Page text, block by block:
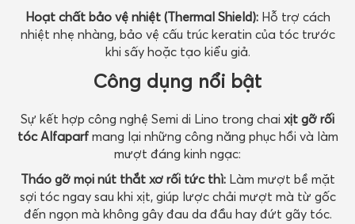
Hoạt chất bảo vệ nhiệt (Thermal Shield):Hỗ trợ cách
nhiệt nhẹ nhàng, bảo vệ cấu trúc keratin của tóc trước
khi sấy hoặc tạo kiểu giả.
Công dụng nổi bật
Sự kết hợp công nghệ Semi di Lino trong chai xịt gỡ rối
tóc Alfaparfmang lại những công năng phục hồi và làm
mượt đáng kinh ngạc:
Tháo gỡ mọi nút thắt xơ rối tức thì:Làm mượt bề mặt
sợi tóc ngay sau khi xịt, giúp lược chải mượt mà từ gốc
đến ngọn mà không gây đau da đầu hay đứt gãy tóc.